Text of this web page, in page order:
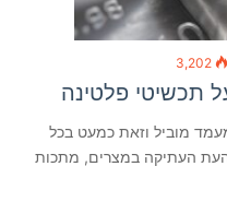
3,202
תכשיטי פלטינה
מוביל וזאת כמעט בכל
העת העתיקה במצרים, מתכות